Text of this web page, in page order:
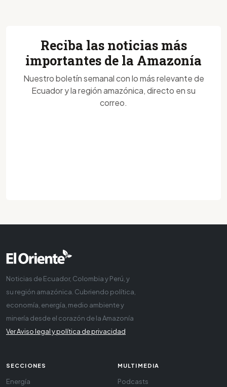
Reciba las noticias más
importantes de la Amazonía
Nuestro boletín semanal con lo más relevante de
Ecuador y la región amazónica, directo en su
correo.
Noticias de Ecuador, Colombia y Perú, y
su región amazónica. Cubriendo política,
economía, energía, medio ambiente y
minería desde el corazón de la Amazonía
Ver Aviso legal y política de privacidad
SECCIONES
Energía
MULTIMEDIA
Podcasts